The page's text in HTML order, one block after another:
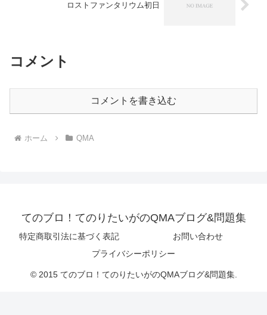
ロストファンタリウム初日
コメント
コメントを書き込む
ホーム QMA
てのブロ！てのりたいがのQMAブログ&問題集
特定商取引法に基づく表記
お問い合わせ
プライバシーポリシー
© 2015 てのブロ！てのりたいがのQMAブログ&問題集.